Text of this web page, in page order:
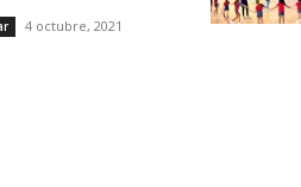
4 octubre, 2021